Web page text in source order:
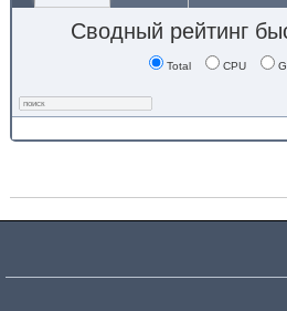
Сводный рейтинг
Total CPU